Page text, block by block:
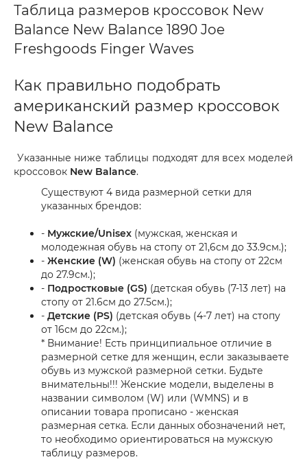
Таблица размеров кроссовок New
Balance New Balance 1890 Joe
Freshgoods Finger Waves
Как правильно подобрать
американский размер кроссовок
New Balance
Указанные ниже таблицы подходят для всех моделей
кроссовок New Balance.
Существуют 4 вида размерной сетки для
указанных брендов:
- Мужские/Unisex (мужская, женская и
молодежная обувь на стопу от 21,6см до 33.9см.);
- Женские (W) (женская обувь на стопу от 22см
до 27.9см.);
- Подростковые (GS) (детская обувь (7-13 лет) на
стопу от 21.6см до 27.5см.);
- Детские (PS) (детская обувь (4-7 лет) на стопу
от 16см до 22см.);
* Внимание! Есть принципиальное отличие в
размерной сетке для женщин, если заказываете
обувь из мужской размерной сетки. Будьте
внимательны!!! Женские модели, выделены в
названии символом (W) или (WMNS) и в
описании товара прописано - женская
размерная сетка. Если данных обозначений нет,
то необходимо ориентироваться на мужскую
таблицу размеров.